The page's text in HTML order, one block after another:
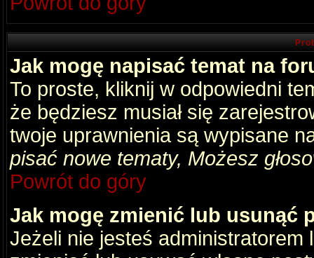
Jak mogę napisać temat na
To proste, kliknij w odpowiedni
że będziesz musiał się
twoje uprawnienia są wypisane
pisać nowe tematy, Możesz
Powrót do góry
Jak mogę zmienić lub usunąć
Jeżeli nie jesteś